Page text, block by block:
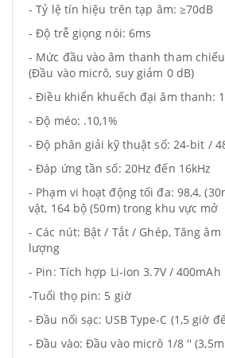
- Tỷ lệ tín hiệu trên tạp âm: ≥70dB
- Độ trễ giọng nói: 6ms
- Mức đầu vào âm thanh tham
(Đầu vào micrô, suy giảm 0 dB)
- Điều khiển khuếch đại âm thanh:
- Độ méo: .10,1%
- Độ phân giải kỹ thuật số: 24-bit /
- Đáp ứng tần số: 20Hz đến 16kHz
- Phạm vi hoạt động tối đa: 98,4,
vật, 164 bộ (50m) trong khu vực mở
- Các nút: Bật / Tắt / Ghép, Tăng
lượng
- Pin: Tích hợp Li-ion 3.7V / 400mAh
-Tuổi thọ pin: 5 giờ
- Đầu nối sạc: USB Type-C (1,5 giờ
- Đầu vào: Đầu vào micrô 1/8 ''